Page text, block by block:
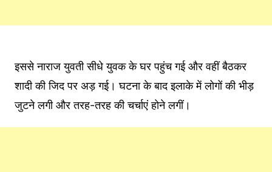
इससे नाराज युवती सीधे युवक के घर पहुंच गई और वहीं बैठकर
शादी की जिद पर अड़ गई। घटना के बाद इलाके में लोगों की भीड़
जुटने लगी और तरह-तरह की चर्चाएं होने लगीं।